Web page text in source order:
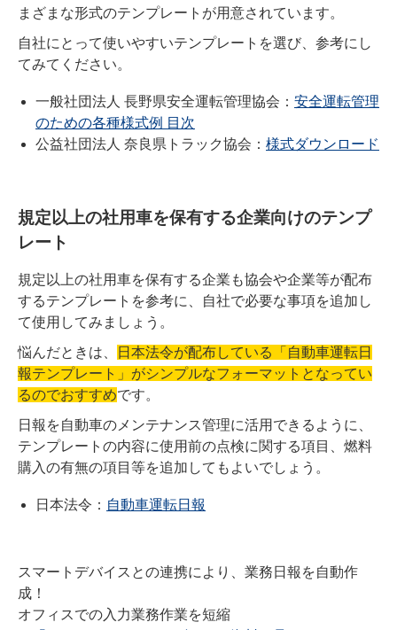
まざまな形式のテンプレートが用意されています。
自社にとって使いやすいテンプレートを選び、参考にし
てみてください。
一般社団法人 長野県安全運転管理協会： 安全運転管理
のための各種様式例 目次
公益社団法人 奈良県トラック協会： 様式ダウンロード
規定以上の社用車を保有する企業向けのテンプ
レート
規定以上の社用車を保有する企業も協会や企業等が配布
するテンプレートを参考に、自社で必要な事項を追加し
て使用してみましょう。
悩んだときは、
日本法令が配布している「自動車運転日
報テンプレート」がシンプルなフォーマットとなってい
るのでおすすめです。
日報を自動車のメンテナンス管理に活用できるように、
テンプレートの内容に使用前の点検に関する項目、燃料
購入の有無の項目等を追加してもよいでしょう。
日本法令： 自動車運転日報
スマートデバイスとの連携により、業務日報を自動作
成！
オフィスでの入力業務作業を短縮